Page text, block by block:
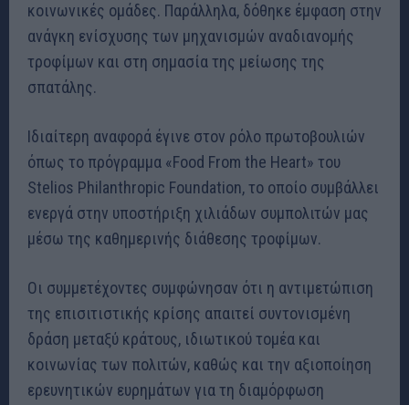
κοινωνικές ομάδες. Παράλληλα, δόθηκε έμφαση στην
ανάγκη ενίσχυσης των μηχανισμών αναδιανομής
τροφίμων και στη σημασία της μείωσης της
σπατάλης.
Ιδιαίτερη αναφορά έγινε στον ρόλο πρωτοβουλιών
όπως το πρόγραμμα «Food From the Heart» του
Stelios Philanthropic Foundation, το οποίο συμβάλλει
ενεργά στην υποστήριξη χιλιάδων συμπολιτών μας
μέσω της καθημερινής διάθεσης τροφίμων.
Οι συμμετέχοντες συμφώνησαν ότι η αντιμετώπιση
της επισιτιστικής κρίσης απαιτεί συντονισμένη
δράση μεταξύ κράτους, ιδιωτικού τομέα και
κοινωνίας των πολιτών, καθώς και την αξιοποίηση
ερευνητικών ευρημάτων για τη διαμόρφωση